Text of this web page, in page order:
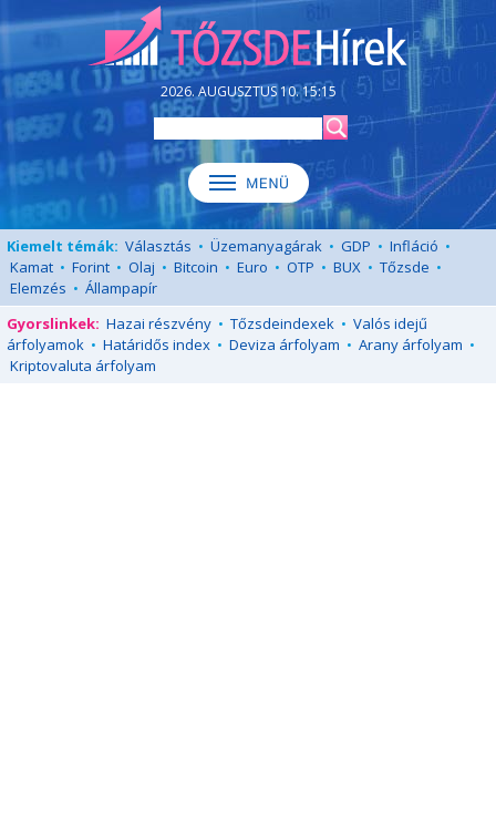
2026. AUGUSZTUS 10. 15:15
Kiemelt témák: Választás • Üzemanyagárak • GDP • Infláció •
Kamat • Forint • Olaj • Bitcoin • Euro • OTP • BUX • Tőzsde •
Elemzés • Állampapír
Gyorslinkek: Hazai részvény • Tőzsdeindexek • Valós idejű
árfolyamok • Határidős index • Deviza árfolyam • Arany árfolyam •
Kriptovaluta árfolyam